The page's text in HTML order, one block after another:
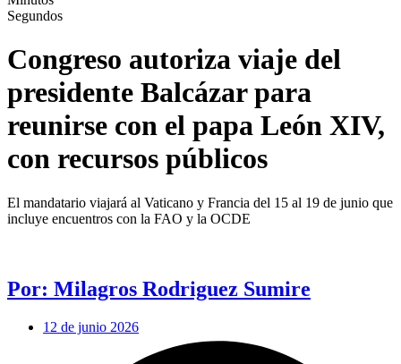
Segundos
Congreso autoriza viaje del
presidente Balcázar para
reunirse con el papa León XIV,
con recursos públicos
El mandatario viajará al Vaticano y Francia del 15 al 19 de junio que
incluye encuentros con la FAO y la OCDE
Por: Milagros Rodriguez Sumire
12 de junio 2026